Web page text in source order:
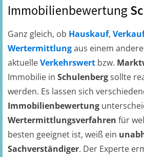
Immobilienbewertung
Ganz gleich, ob Hauskauf,
Wertermittlungaus einem
aktuelleVerkehrswert bzw.
Immobilie in Schulenbergsollte
werden. Es lassen sich
Immobilienbewertung
Wertermittlungsverfahren für
besten geeignet ist, weiß ein
Sachverständiger. Der Experte